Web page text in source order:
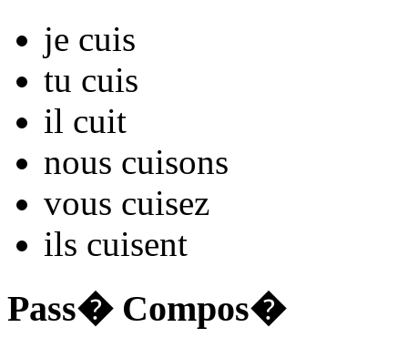
je cuis
tu cuis
il cuit
nous cuisons
vous cuisez
ils cuisent
Pass� Compos�